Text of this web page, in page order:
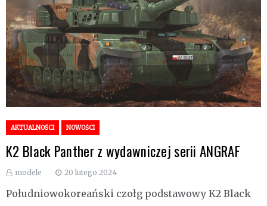
AKTUALNOŚCI NOWOŚCI
K2 Black Panther z wydawniczej serii ANGRAF
modele 20 lutego 2024
Południowokoreański czołg podstawowy K2 Black